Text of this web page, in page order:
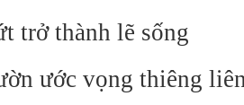
trở thành lẽ sống
ước vọng thiêng